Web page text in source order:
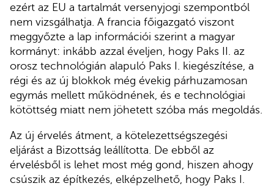
ezért az EU a tartalmát versenyjogi szempontból
nem vizsgálhatja. A francia főigazgató viszont
meggyőzte a lap információi szerint a magyar
kormányt: inkább azzal éveljen, hogy Paks II. az
orosz technológián alapuló Paks I. kiegészítése, a
régi és az új blokkok még évekig párhuzamosan
egymás mellett működnének, és e technológiai
kötöttség miatt nem jöhetett szóba más megoldás.
Az új érvelés átment, a kötelezettségszegési
eljárást a Bizottság leállította. De ebből az
érvelésből is lehet most még gond, hiszen ahogy
csúszik az építkezés, elképzelhető, hogy Paks I.